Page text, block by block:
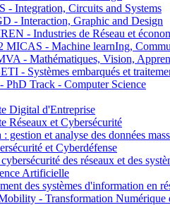
- Integration, Circuits and Systems
- Interaction, Graphic and Design
- Industries de Réseau et
- Machine learnIng,
- Mathématiques, Vision,
- Systèmes embarqués et
Track - Computer Science
Digital d'Entreprise
Réseaux et Cybersécurité
gestion et analyse des données
et Cyberdéfense
des réseaux et des
Artificielle
des systèmes d'information en
- Transformation Numérique